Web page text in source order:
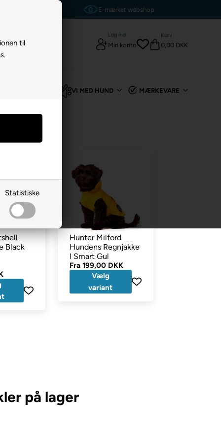
til
Statistiske
Dag-til-dag levering
Log ind
Min konto
Kurv
0,00 DKK
VI MED HUND MÆRKEVARE
Black
Hunter Milford
Hundens Regnjakke
I Smart Gul
Fra 199,00 DKK
Vælg
variant
på lager